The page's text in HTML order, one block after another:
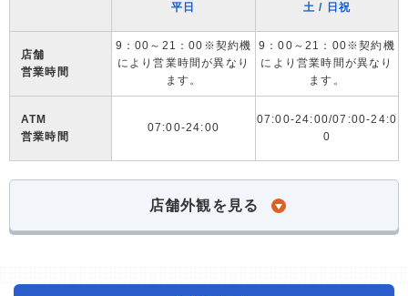
平日 土 / 日祝
店舗
営業時間
9：00～21：00※契約機
により営業時間が異なり
ます。
9：00～21：00※契約機
により営業時間が異なり
ます。
ATM
営業時間
07:00-24:00
07:00-24:00/07:00-24:0
0
店舗外観を見る